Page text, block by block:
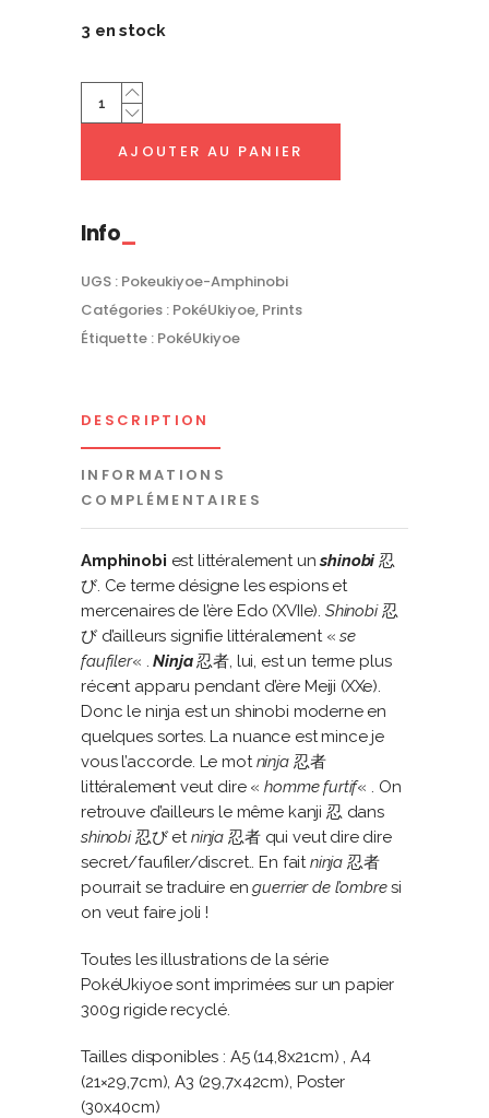
3 en stock
Amphinobi
|
PokéUkiyoe
AJOUTER AU PANIER
Info
UGS : Pokeukiyoe-Amphinobi
Catégories : PokéUkiyoe, Prints
Étiquette : PokéUkiyoe
DESCRIPTION
INFORMATIONS
COMPLÉMENTAIRES
Amphinobi est littéralement unshinobi忍
び. Ce terme désigne les espions et
mercenaires de l’ère Edo (XVIIe). Shinobi忍
び d’ailleurs signifie littéralement «se
faufiler« .Ninja忍者, lui, est un terme plus
récent apparu pendant d’ère Meiji (XXe).
Donc le ninja est un shinobi moderne en
quelques sortes. La nuance est mince je
vous l’accorde. Le motninja忍者
littéralement veut dire «homme furtif« . On
retrouve d’ailleurs le même kanji 忍 dans
shinobi忍び etninja 忍者 qui veut dire dire
secret/faufiler/discret.. En faitninja 忍者
pourrait se traduire enguerrier de l’ombresi
on veut faire joli !
Toutes les illustrations de la série
PokéUkiyoe sont imprimées sur un papier
300g rigide recyclé.
Tailles disponibles : A5 (14,8x21cm) , A4
(21×29,7cm), A3 (29,7x42cm), Poster
(30x40cm)